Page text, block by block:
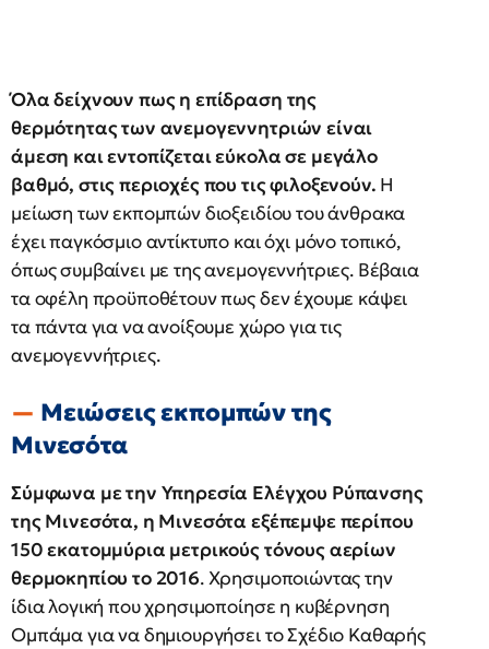
Όλα δείχνουν πως η επίδραση της
θερμότητας των ανεμογεννητριών είναι
άμεση και εντοπίζεται εύκολα σε μεγάλο
βαθμό, στις περιοχές που τις φιλοξενούν. Η
μείωση των εκπομπών διοξειδίου του άνθρακα
έχει παγκόσμιο αντίκτυπο και όχι μόνο τοπικό,
όπως συμβαίνει με της ανεμογεννήτριες. Βέβαια
τα οφέλη προϋποθέτουν πως δεν έχουμε κάψει
τα πάντα για να ανοίξουμε χώρο για τις
ανεμογεννήτριες.
Μειώσεις εκπομπών της
Μινεσότα
Σύμφωνα με την Υπηρεσία Ελέγχου Ρύπανσης
της Μινεσότα, η Μινεσότα εξέπεμψε περίπου
150 εκατομμύρια μετρικούς τόνους αερίων
θερμοκηπίου το 2016. Χρησιμοποιώντας την
ίδια λογική που χρησιμοποίησε η κυβέρνηση
Ομπάμα για να δημιουργήσει το Σχέδιο Καθαρής